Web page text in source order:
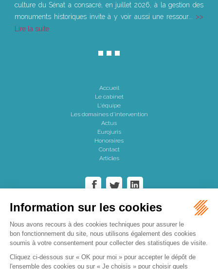
culture du Sénat a consacré, en juillet 2026, à la gestion des
monuments historiques invite à y voir aussi une ressour...
Lire la suite
Accueil
Le cabinet
L'équipe
Les domaines d'intervention
Actus
Eurojuris
Honoraires
Contact
Articles
Cabinet AVODÈS